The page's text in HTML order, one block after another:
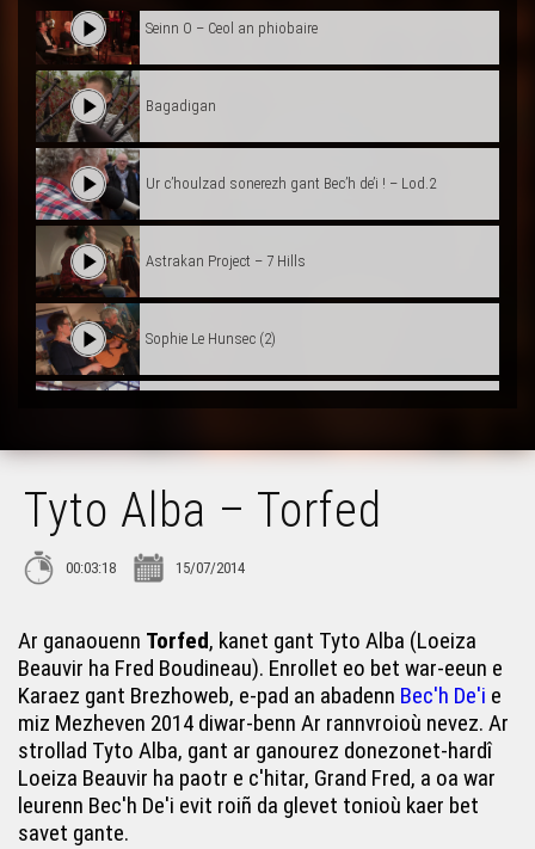
Seinn O – Ceol an phiobaire
Bagadigan
Ur c’houlzad sonerezh gant Bec’h de’i ! – Lod.2
Astrakan Project – 7 Hills
Sophie Le Hunsec (2)
Tyto Alba – Ambrozia
Sophie Le Hunsec (3)
Lors Landat – Plahig a dachen
Sophie Le Hunsec (1)
Morwenn Le Normand – Hanterdro kamm
Tyto Alba – Torfed
00:03:18 15/07/2014
Ar ganaouenn Torfed, kanet gant Tyto Alba (Loeiza
Beauvir ha Fred Boudineau). Enrollet eo bet war-eeun e
Karaez gant Brezhoweb, e-pad an abadenn Bec'h De'i e
miz Mezheven 2014 diwar-benn Ar rannvroioù nevez. Ar
strollad Tyto Alba, gant ar ganourez donezonet-hardî
Loeiza Beauvir ha paotr e c'hitar, Grand Fred, a oa war
leurenn Bec'h De'i evit roiñ da glevet tonioù kaer bet
savet gante.